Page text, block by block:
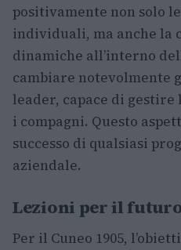
positivamente non solo
individuali, ma anche la
dinamiche all’interno
cambiare notevolmente
leader, capace di
i compagni. Questo
successo di qualsiasi
aziendale.
Lezioni per il
Per il Cuneo 1905,